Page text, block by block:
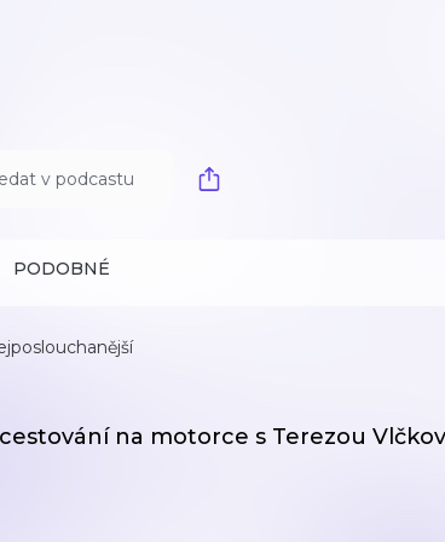
PODOBNÉ
na motorce s Terezou